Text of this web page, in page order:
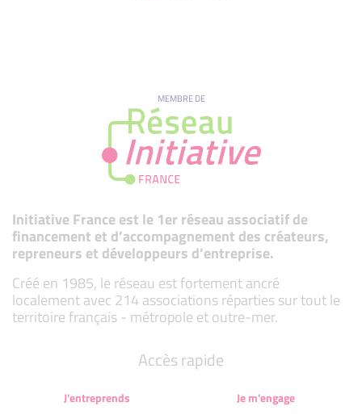
MEMBRE DE
Initiative France est le 1er réseau associatif de
financement et d’accompagnement des créateurs,
repreneurs et développeurs d’entreprise.
Créé en 1985, le réseau est fortement ancré
localement avec 214 associations réparties sur tout le
territoire français - métropole et outre-mer.
Accès rapide
J'entreprends
Je m'engage